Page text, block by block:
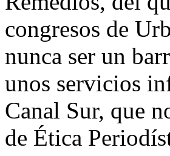
congresos de
nunca ser un
unos servicios
Canal Sur, que
de Ética